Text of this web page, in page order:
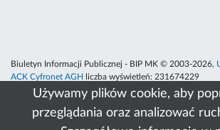
Używamy plików cookie, aby
przeglądania oraz analizować
Biuletyn Informacji Publicznej - BIP MK © 2003-2026,
ACK Cyfronet AGH
liczba wyświetleń: 231674229